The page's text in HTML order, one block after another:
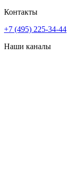
Контакты
+7 (495) 225-34-44
Наши каналы